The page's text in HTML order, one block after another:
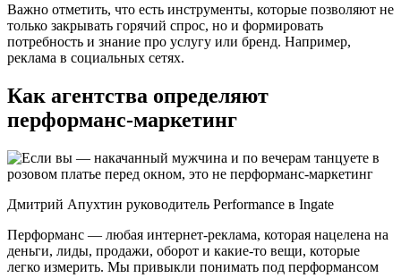
Важно отметить, что есть инструменты, которые позволяют не
только закрывать горячий спрос, но и формировать
потребность и знание про услугу или бренд. Например,
реклама в социальных сетях.
Как агентства определяют
перформанс-маркетинг
Дмитрий Апухтин руководитель Performance в Ingate
Перформанс — любая интернет-реклама, которая нацелена на
деньги, лиды, продажи, оборот и какие-то вещи, которые
легко измерить. Мы привыкли понимать под перформансом